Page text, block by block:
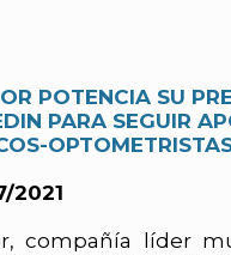
POTENCIA SU
PARA SEGUIR
2021
compañía líder